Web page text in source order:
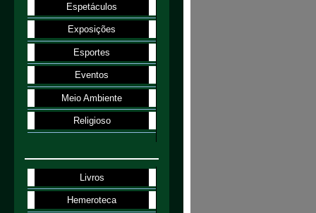
Espetáculos
Exposições
Esportes
Eventos
Meio Ambiente
Religioso
Livros
Hemeroteca